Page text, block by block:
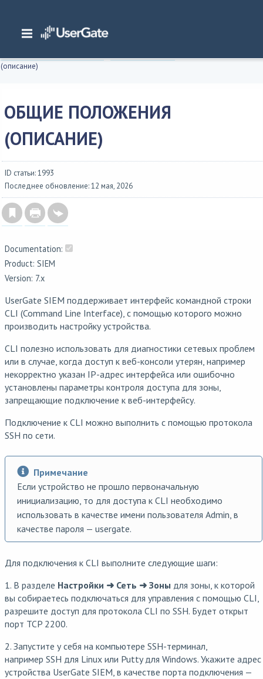
Главная/ Документация/SIEM/
UserGate SIEM 7.x Руководство администратора
(описание)
ОБЩИЕ ПОЛОЖЕНИЯ
(ОПИСАНИЕ)
ID статьи: 1993
Последнее обновление: 12 мая, 2026
Documentation:
Product: SIEM
Version: 7.x
UserGate SIEM поддерживает интерфейс командной строки
CLI (Command Line Interface), с помощью которого можно
производить настройку устройства.
CLI полезно использовать для диагностики сетевых проблем
или в случае, когда доступ к веб-консоли утерян, например
некорректно указан IP-адрес интерфейса или ошибочно
установлены параметры контроля доступа для зоны,
запрещающие подключение к веб-интерфейсу.
Подключение к CLI можно выполнить с помощью протокола
SSH по сети.
Примечание
Если устройство не прошло первоначальную
инициализацию, то для доступа к CLI необходимо
использовать в качестве имени пользователя Admin, в
качестве пароля — usergate.
Для подключения к CLI выполните следующие шаги:
1. В разделе Настройки ➜ Сеть ➜ Зоны для зоны, к которой
вы собираетесь подключаться для управления с помощью CLI,
разрешите доступ для протокола CLI по SSH. Будет открыт
порт TCP 2200.
2. Запустите у себя на компьютере SSH-терминал,
например SSH для Linux или Putty для Windows. Укажите адрес
устройства UserGate SIEM, в качестве порта подключения —